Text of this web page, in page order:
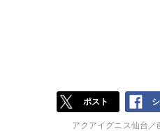
ポスト
アクアイグニス仙台